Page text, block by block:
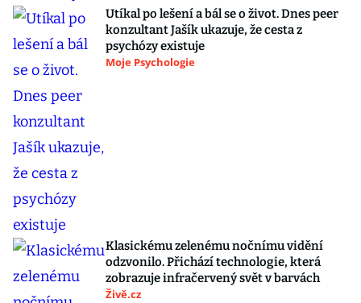
Utíkal po lešení a bál se o život. Dnes peer
konzultant Jašík ukazuje, že cesta z
psychózy existuje
Moje Psychologie
Klasickému zelenému nočnímu vidění
odzvonilo. Přichází technologie, která
zobrazuje infračervený svět v barvách
Živě.cz